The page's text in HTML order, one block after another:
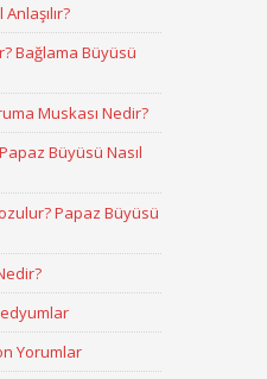
Bağlama Büyüsü
Muskası Nedir?
Büyüsü Nasıl
Papaz Büyüsü
Yorumlar